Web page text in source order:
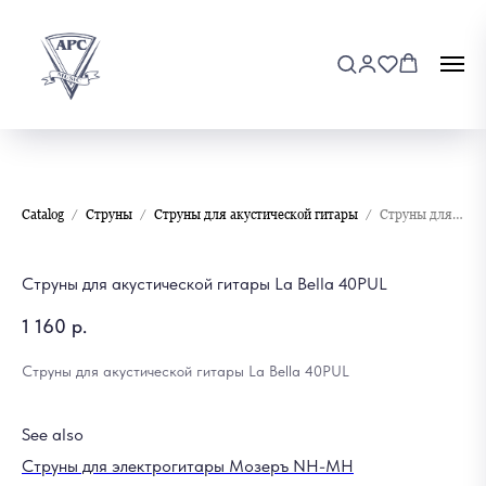
Catalog Струны Струны для акустической гитары Струны для акустической гитары La Bella 40PUL
Струны для акустической гитары La Bella 40PUL
1 160 р.
Струны для акустической гитары La Bella 40PUL
See also
Струны для электрогитары Мозеръ NH-MH